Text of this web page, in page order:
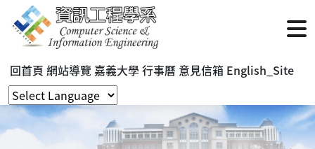
回首頁 網站導覽 嘉義大學行事曆 意見信箱 English_Site